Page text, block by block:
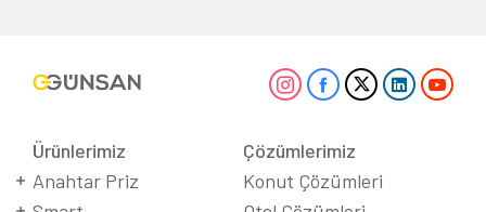
Ürünlerimiz
Anahtar Priz
Çözümlerimiz
Konut Çözümleri